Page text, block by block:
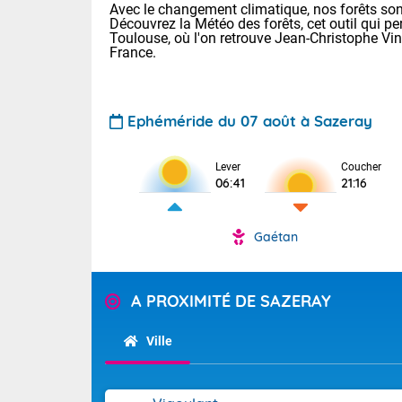
Pour la
Tendance
Avec le changement climatique, nos forêts
Découvrez la Météo des forêts, cet outil qui
Toulouse, où l'on retrouve Jean-Christophe
France.
Ephéméride du 07 août à Sazeray
Lever
06:41
Coucher
21:16
Gaétan
A PROXIMITÉ DE SAZERAY
Ville
Voici les
28 Lyon :
: 27 Nancy :
31 Lille : 26
Aujourd'hui :
Calme,
alors que la